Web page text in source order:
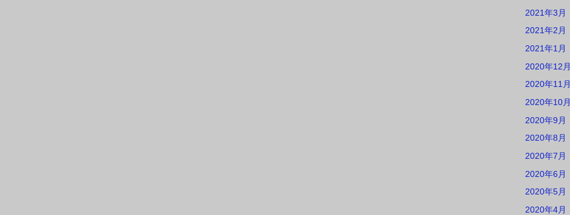
2021年3月
2021年2月
2021年1月
2020年12月
2020年11月
2020年10月
2020年9月
2020年8月
2020年7月
2020年6月
2020年5月
2020年4月